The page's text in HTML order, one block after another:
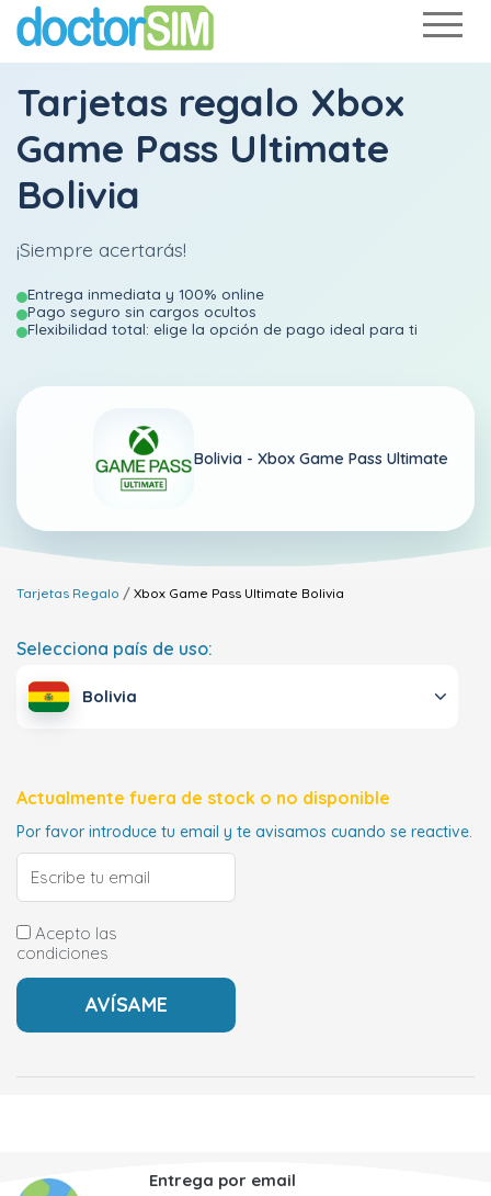
Tarjetas regalo Xbox
Game Pass Ultimate
Bolivia
¡Siempre acertarás!
Entrega inmediata y 100% online
Pago seguro sin cargos ocultos
Flexibilidad total: elige la opción de pago ideal para ti
Bolivia - Xbox Game Pass Ultimate
Tarjetas Regalo Xbox Game Pass Ultimate Bolivia
Selecciona país de uso:
Bolivia
Actualmente fuera de stock o no disponible
Por favor introduce tu email y te avisamos cuando se reactive.
Acepto las
condiciones
Entrega por email